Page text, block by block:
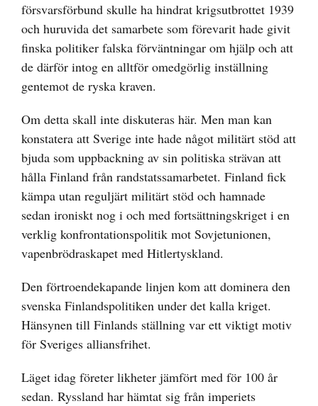
försvarsförbund skulle ha hindrat krigsutbrottet 1939
och huruvida det samarbete som förevarit hade givit
finska politiker falska förväntningar om hjälp och att
de därför intog en alltför omedgörlig inställning
gentemot de ryska kraven.
Om detta skall inte diskuteras här. Men man kan
konstatera att Sverige inte hade något militärt stöd att
bjuda som uppbackning av sin politiska strävan att
hålla Finland från randstatssamarbetet. Finland fick
kämpa utan reguljärt militärt stöd och hamnade
sedan ironiskt nog i och med fortsättningskriget i en
verklig konfrontationspolitik mot Sovjetunionen,
vapenbrödraskapet med Hitlertyskland.
Den förtroendekapande linjen kom att dominera den
svenska Finlandspolitiken under det kalla kriget.
Hänsynen till Finlands ställning var ett viktigt motiv
för Sveriges alliansfrihet.
Läget idag företer likheter jämfört med för 100 år
sedan. Ryssland har hämtat sig från imperiets